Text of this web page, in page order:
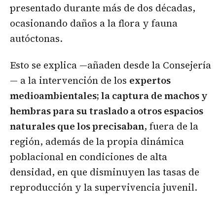
presentado durante más de dos décadas,
ocasionando daños a la flora y fauna
autóctonas.
Esto se explica —añaden desde la Consejería
— a la intervención de los expertos
medioambientales; la captura de machos y
hembras para su traslado a otros espacios
naturales que los precisaban, fuera de la
región, además de la propia dinámica
poblacional en condiciones de alta
densidad, en que disminuyen las tasas de
reproducción y la supervivencia juvenil.